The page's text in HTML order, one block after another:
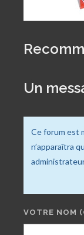
Un
Ce forum est
n’apparaîtra
VOTRE NOM